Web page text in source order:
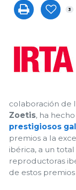
3
colaboración de
Zoetis, ha
prestigiosos
premios a la
ibérica, a un
reproductoras
de estos